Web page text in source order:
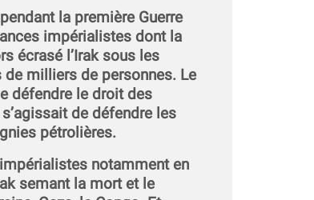
la première Guerre
impérialistes dont la
écrasé l’Irak sous les
milliers de personnes. Le
défendre le droit des
de défendre les
pétrolières.
notamment en
semant la mort et le